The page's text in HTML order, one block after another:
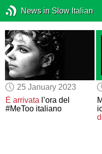
News in Slow Italian
25 January 2023
È arrivata l’ora del
#MeToo italiano